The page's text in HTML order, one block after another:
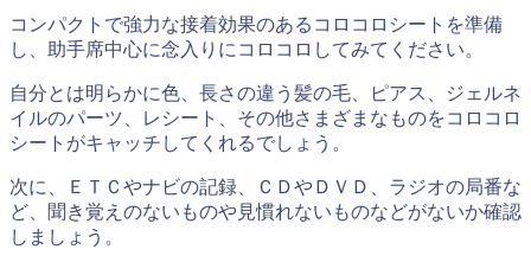
コンパクトで強力な接着効果のあるコロコロシートを準備
し、助手席中心に念入りにコロコロしてみてください。
自分とは明らかに色、長さの違う髪の毛、ピアス、ジェルネ
イルのパーツ、レシート、その他さまざまなものをコロコロ
シートがキャッチしてくれるでしょう。
次に、ＥＴＣやナビの記録、ＣＤやＤＶＤ、ラジオの局番な
ど、聞き覚えのないものや見慣れないものなどがないか確認
しましょう。